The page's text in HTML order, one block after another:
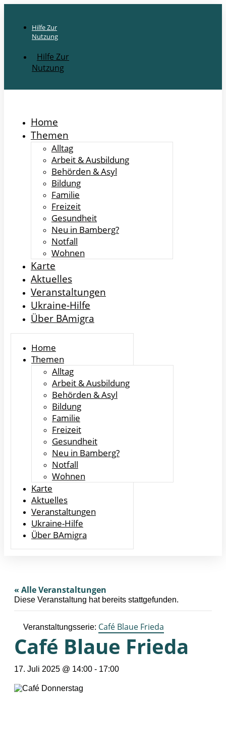
Hilfe Zur
Nutzung
Hilfe Zur
Nutzung
Home
Themen
Alltag
Arbeit & Ausbildung
Behörden & Asyl
Bildung
Familie
Freizeit
Gesundheit
Neu in Bamberg?
Notfall
Wohnen
Karte
Aktuelles
Veranstaltungen
Ukraine-Hilfe
Über BAmigra
Home
Themen
Alltag
Arbeit & Ausbildung
Behörden & Asyl
Bildung
Familie
Freizeit
Gesundheit
Neu in Bamberg?
Notfall
Wohnen
Karte
Aktuelles
Veranstaltungen
Ukraine-Hilfe
Über BAmigra
« Alle Veranstaltungen
Diese Veranstaltung hat bereits stattgefunden.
Veranstaltungsserie: Café Blaue Frieda
Café Blaue Frieda
17. Juli 2025 @ 14:00 - 17:00